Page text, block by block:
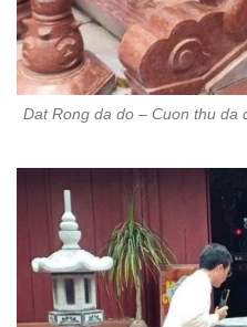
Dat Rong da do – Cuon thu da